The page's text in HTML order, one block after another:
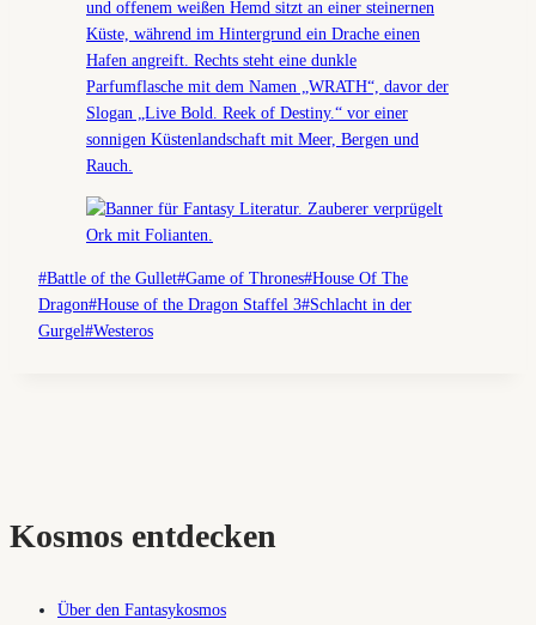
Schlagworte:
#Battle of the Gullet#Game of Thrones#House Of The
Dragon#House of the Dragon Staffel 3#Schlacht in der
Gurgel#Westeros
Kosmos entdecken
Über den Fantasykosmos